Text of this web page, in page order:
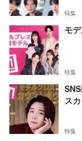
特集
モ
特集
ス
特集